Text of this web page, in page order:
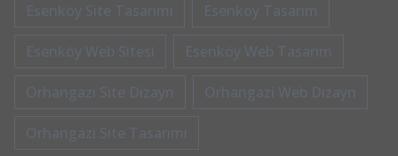
Esenköy Site Tasarımı Esenköy Tasarım
Esenköy Web Sitesi Esenköy Web Tasarım
Orhangazi Site Dizayn Orhangazi Web Dizayn
Orhangazi Site Tasarımı